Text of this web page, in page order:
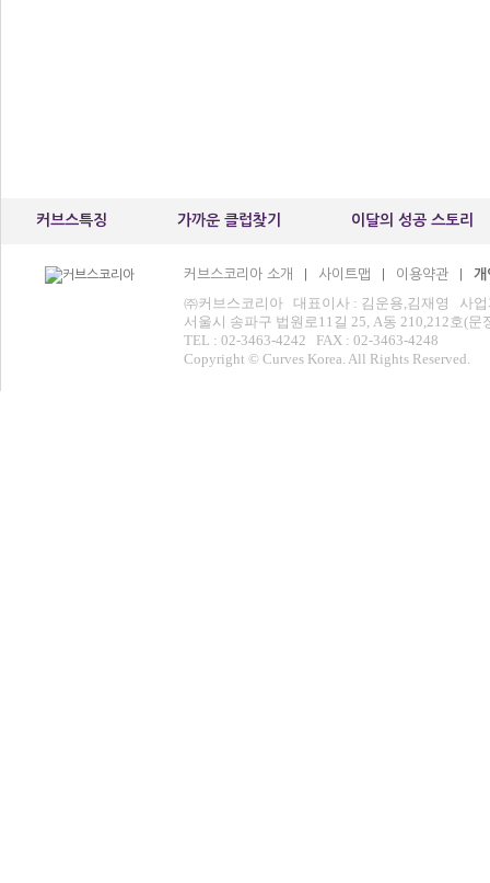
커브스특징 가까운 클럽찾기 이달의 성공 스토리
커브스코리아 소개 사이트맵 이용약관 개
㈜커브스코리아 대표이사 : 김운용,김재영 사업
서울시 송파구 법원로11길 25, A동 210,212호(
TEL : 02-3463-4242 FAX : 02-3463-4248
Copyright © Curves Korea. All Rights Reserved.